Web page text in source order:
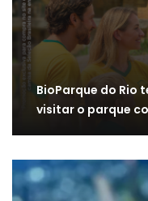
BioParque do Rio
visitar o parque